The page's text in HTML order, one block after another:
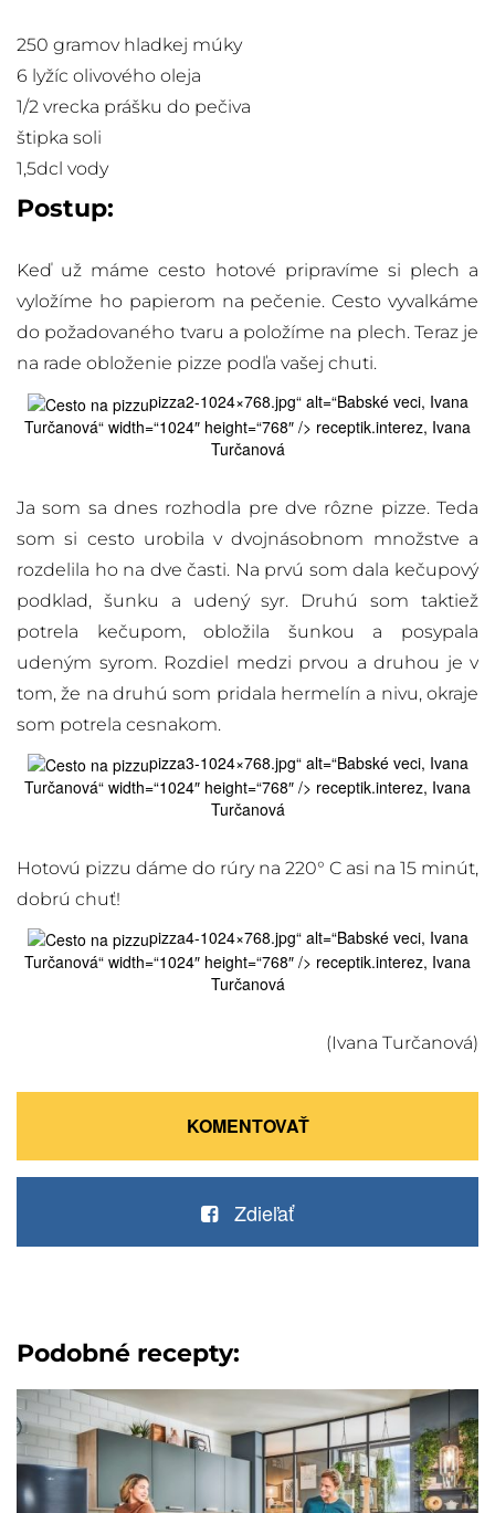
250 gramov hladkej múky
6 lyžíc olivového oleja
1/2 vrecka prášku do pečiva
štipka soli
1,5dcl vody
Postup:
Keď už máme cesto hotové pripravíme si plech a
vyložíme ho papierom na pečenie. Cesto vyvalkáme
do požadovaného tvaru a položíme na plech. Teraz je
na rade obloženie pizze podľa vašej chuti.
pizza2-1024×768.jpg“ alt=“Babské veci, Ivana
Turčanová“ width=“1024″ height=“768″ /> receptik.interez, Ivana
Turčanová
Ja som sa dnes rozhodla pre dve rôzne pizze. Teda
som si cesto urobila v dvojnásobnom množstve a
rozdelila ho na dve časti. Na prvú som dala kečupový
podklad, šunku a udený syr. Druhú som taktiež
potrela kečupom, obložila šunkou a posypala
udeným syrom. Rozdiel medzi prvou a druhou je v
tom, že na druhú som pridala hermelín a nivu, okraje
som potrela cesnakom.
pizza3-1024×768.jpg“ alt=“Babské veci, Ivana
Turčanová“ width=“1024″ height=“768″ /> receptik.interez, Ivana
Turčanová
Hotovú pizzu dáme do rúry na 220° C asi na 15 minút,
dobrú chuť!
pizza4-1024×768.jpg“ alt=“Babské veci, Ivana
Turčanová“ width=“1024″ height=“768″ /> receptik.interez, Ivana
Turčanová
(Ivana Turčanová)
KOMENTOVAŤ
Zdieľať
Podobné recepty: